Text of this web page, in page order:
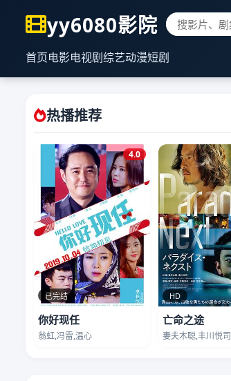
yy6080影院
首页电影电视剧综艺动漫短剧
热播推荐
已完结
4.0
你好现任
翁虹,冯雷,温心
HD
亡命之途
妻夫木聪,丰川悦司